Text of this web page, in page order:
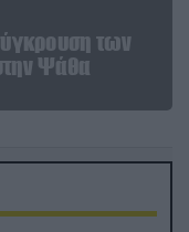
των
Ψάθα